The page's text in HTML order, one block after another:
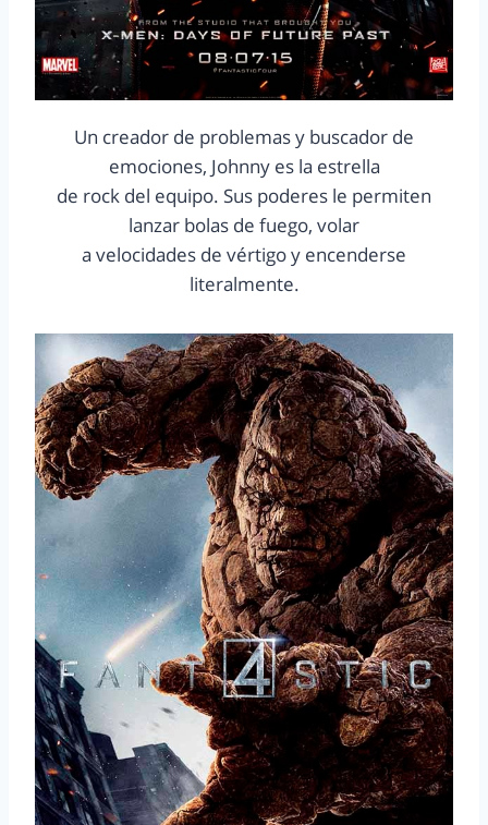
Un creador de problemas y buscador de
emociones, Johnny es la estrella
de rock del equipo. Sus poderes le permiten
lanzar bolas de fuego, volar
a velocidades de vértigo y encenderse
literalmente.